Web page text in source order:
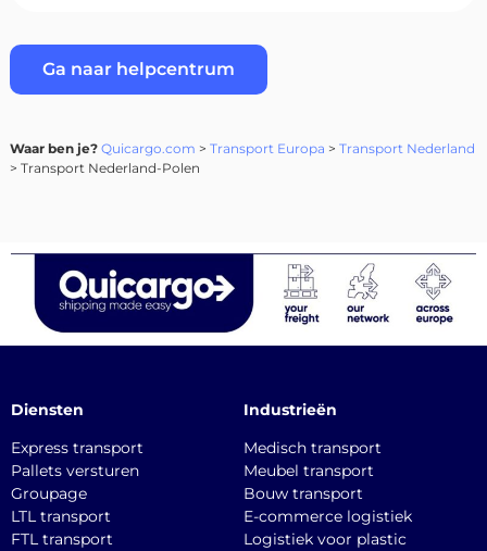
Ga naar helpcentrum
Waar ben je? Quicargo.com > Transport Europa > Transport Nederland
> Transport Nederland-Polen
Diensten
Express transport
Pallets versturen
Groupage
LTL transport
FTL transport
Industrieën
Medisch transport
Meubel transport
Bouw transport
E-commerce logistiek
Logistiek voor plastic